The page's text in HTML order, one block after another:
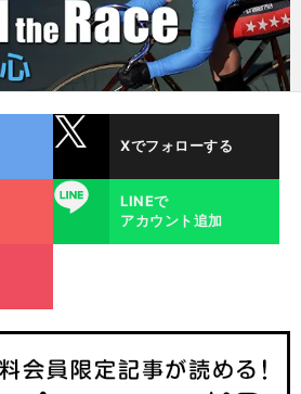
Xでフォローする
LINE
LINEで
アカウント追加